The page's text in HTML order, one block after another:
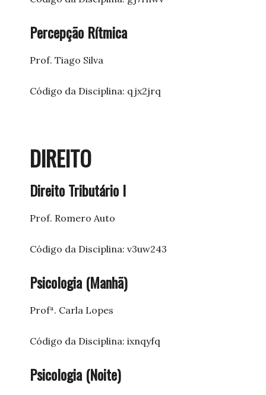
Percepção Rítmica
Prof. Tiago Silva
Código da Disciplina: qjx2jrq
DIREITO
Direito Tributário I
Prof. Romero Auto
Código da Disciplina: v3uw243
Psicologia (Manhã)
Profª. Carla Lopes
Código da Disciplina: ixnqyfq
Psicologia (Noite)